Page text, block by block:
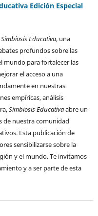
Edición Especial
Simbiosis Educativa, una
profundos sobre las
mundo para fortalecer las
el acceso a una
en nuestras
empíricas, análisis
Simbiosis Educativaabre un
de nuestra comunidad
Esta publicación de
sensibilizarse sobre la
y el mundo. Te invitamos
y a ser parte de esta